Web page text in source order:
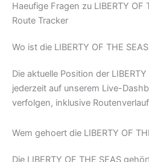
Haeufige Fragen zu LIBERTY OF
Route Tracker
Wo ist die LIBERTY OF THE
Die aktuelle Position der
jederzeit auf unserem Live-
verfolgen, inklusive
Wem gehoert die LIBERTY OF
Die LIBERTY OF THE SEAS